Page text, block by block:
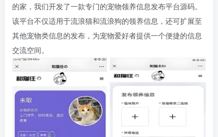
的家，我们开发了一款专门的宠物领养信息发布平台源码。
该平台不仅适用于流浪猫和流浪狗的领养信息，还可扩展至
其他宠物类信息的发布，为宠物爱好者提供一个便捷的信息
交流空间。